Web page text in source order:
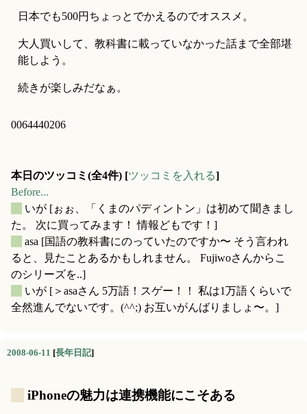
日本でも500円ちょっとでかえるのでオススメ。
大人買いして、教科書に載っていなかった話まで全部堪
能しよう。
続きが楽しみだなぁ。
0064440206
本日のツッコミ(全4件) [ツッコミを入れる]
Before...
いが [ぉぉ、「くまのパディントン」は初めて聞きまし
た。 次に買ってみます！ 情報どもです！]
asa [国語の教科書にのっていたのですか〜 そう言われ
ると、見たことあるかもしれません。 Fujiwoさんからこ
のシリーズを..]
いが [＞asaさん 5万語！スゲー！！ 私は1万語くらいで
全然進んでないです。(^^;) お互いがんばりましょ〜。]
2008-06-11 [長年日記]
iPhoneの魅力は連携機能にこそある